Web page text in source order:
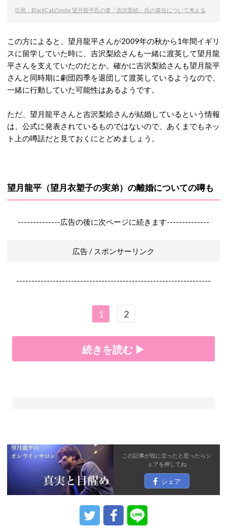
引用：BlackCatのnote 望月龍平氏の妻「吉沢梨絵」氏の責任について考える
この方によると、望月龍平さんが2009年の秋から1年間イギリ
スに留学していた時に、吉沢梨絵さんも一緒に渡英して望月龍
平さんを支えていたのだとか。確かに吉沢梨絵さんも望月龍平
さんと同時期に劇団四季を退団して渡英しているようなので、
一緒に行動していた可能性はあるようです。
ただ、望月龍平さんと吉沢梨絵さんが結婚しているという情報
は、公式に発表されているものではないので、あくまでもネッ
ト上の噂話だと見ておくにとどめましょう。
望月龍平（望月衣塑子の実弟）の離婚についての噂も
--------------広告の後に次ページに続きます--------------
広告 / スポンサーリンク
----------------------------------------------------------------
1 2
続きを読む ▶
この記事が役に立ったと思ったらシ
ェアを押してね
シェア